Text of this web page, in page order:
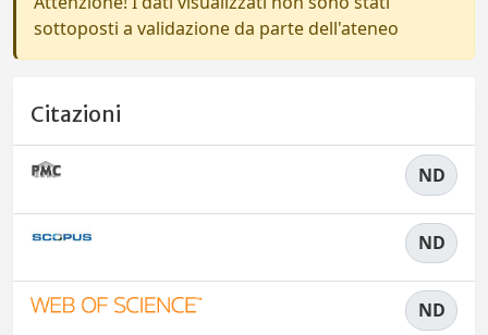
sottoposti a validazione da parte dell'ateneo
Citazioni
ND
ND
ND